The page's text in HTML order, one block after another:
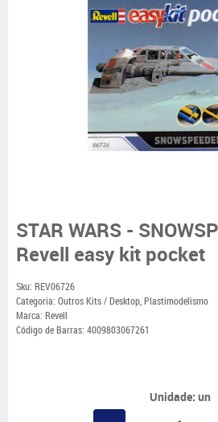
STAR WARS -
Revell easy kit pocket
Sku: REV06726
Categoria: Outros Kits / Desktop,Plastimodelismo
Marca: Revell
Código de Barras: 4009803067261
Unidade: un